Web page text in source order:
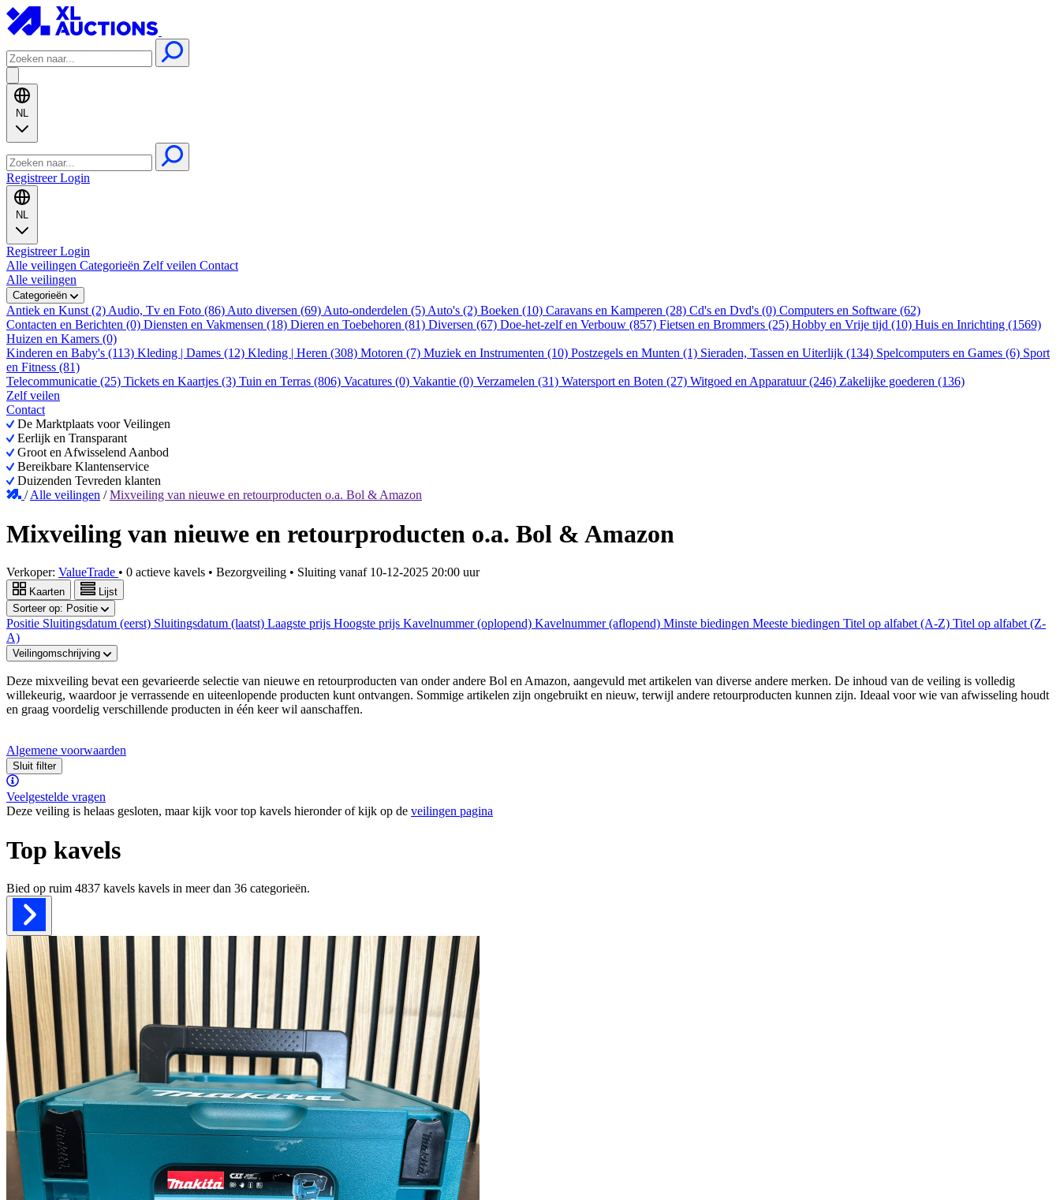
NL
RegistreerLogin
NL
RegistreerLogin
Alle veilingen Categorieën Zelf veilen Contact
Alle veilingen
Categorieën
Antiek en Kunst (2) Audio, Tv en Foto (86) Auto diversen (69) Auto-onderdelen (5) Auto's (2) Boeken (10) Caravans en Kamperen (28) Cd's en Dvd's (0) Computers en Software (62)
Contacten en Berichten (0) Diensten en Vakmensen (18) Dieren en Toebehoren (81) Diversen (67) Doe-het-zelf en Verbouw (857) Fietsen en Brommers (25) Hobby en Vrije tijd (10) Huis en Inrichting (1569)
Huizen en Kamers (0)
Kinderen en Baby's (113) Kleding | Dames (12) Kleding | Heren (308) Motoren (7) Muziek en Instrumenten (10) Postzegels en Munten (1) Sieraden, Tassen en Uiterlijk (134) Spelcomputers en Games (6) Sport
en Fitness (81)
Telecommunicatie (25) Tickets en Kaartjes (3) Tuin en Terras (806) Vacatures (0) Vakantie (0) Verzamelen (31) Watersport en Boten (27) Witgoed en Apparatuur (246) Zakelijke goederen (136)
Zelf veilen
Contact
De Marktplaats voor Veilingen
Eerlijk en Transparant
Groot en Afwisselend Aanbod
Bereikbare Klantenservice
Duizenden Tevreden klanten
/Alle veilingen /Mixveiling van nieuwe en retourproducten o.a. Bol & Amazon
Mixveiling van nieuwe en retourproducten o.a. Bol & Amazon
Verkoper: ValueTrade • 0 actieve kavels • Bezorgveiling • Sluiting vanaf 10-12-2025 20:00 uur
Kaarten
Lijst
Sorteer op: Positie
Positie Sluitingsdatum (eerst) Sluitingsdatum (laatst) Laagste prijs Hoogste prijs Kavelnummer (oplopend) Kavelnummer (aflopend) Minste biedingen Meeste biedingen Titel op alfabet (A-Z) Titel op alfabet (Z-
A)
Veilingomschrijving
Deze mixveiling bevat een gevarieerde selectie van nieuwe en retourproducten van onder andere Bol en Amazon, aangevuld met artikelen van diverse andere merken. De inhoud van de veiling is volledig
willekeurig, waardoor je verrassende en uiteenlopende producten kunt ontvangen. Sommige artikelen zijn ongebruikt en nieuw, terwijl andere retourproducten kunnen zijn. Ideaal voor wie van afwisseling houdt
en graag voordelig verschillende producten in één keer wil aanschaffen.
Algemene voorwaarden
Sluit filter
Veelgestelde vragen
Deze veiling is helaas gesloten, maar kijk voor top kavels hieronder of kijk op de veilingen pagina
Top kavels
Bied op ruim 4837 kavels kavels in meer dan 36 categorieën.